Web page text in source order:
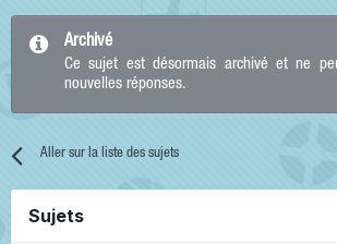
Archivé
Ce sujet est désormais archivé et ne
nouvelles réponses.
Aller sur la liste des sujets
Sujets